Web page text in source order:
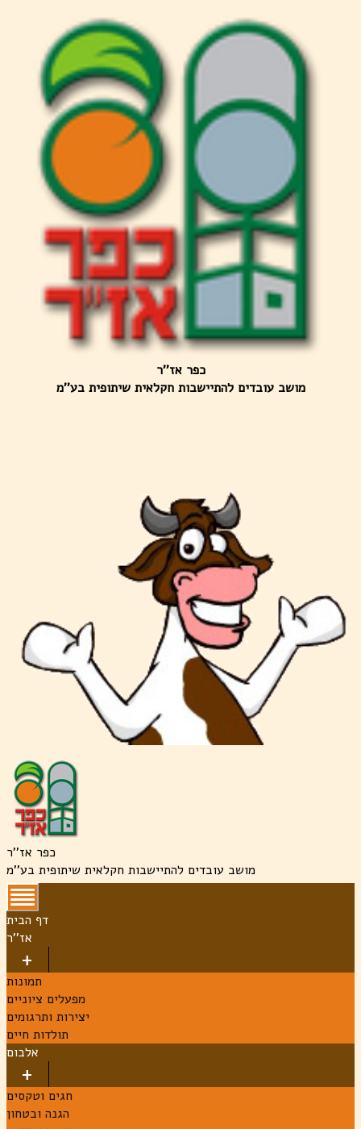
כפר אז''ר
מושב עובדים להתיישבות חקלאית שיתופית בע''מ
כפר אז''ר
מושב עובדים להתיישבות חקלאית שיתופית בע''מ
דף הבית
אז''ר
תמונות
מפעלים ציוניים
יצירות ותרגומים
תולדות חיים
אלבום
חגים וטקסים
הגנה ובטחון